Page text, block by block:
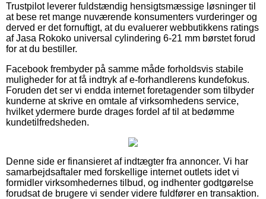
Trustpilot leverer fuldstændig hensigtsmæssige løsninger til
at bese ret mange nuværende konsumenters vurderinger og
derved er det fornuftigt, at du evaluerer webbutikkens ratings
af Jasa Rokoko universal cylindering 6-21 mm børstet forud
for at du bestiller.
Facebook frembyder på samme måde forholdsvis stabile
muligheder for at få indtryk af e-forhandlerens kundefokus.
Foruden det ser vi endda internet foretagender som tilbyder
kunderne at skrive en omtale af virksomhedens service,
hvilket ydermere burde drages fordel af til at bedømme
kundetilfredsheden.
Denne side er finansieret af indtægter fra annoncer. Vi har
samarbejdsaftaler med forskellige internet outlets idet vi
formidler virksomhedernes tilbud, og indhenter godtgørelse
forudsat de brugere vi sender videre fuldfører en transaktion.